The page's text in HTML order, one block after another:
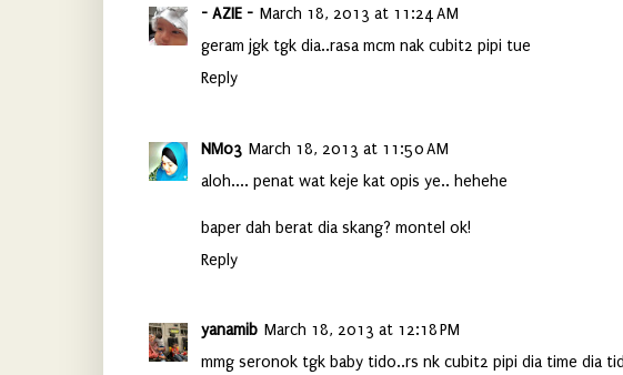
- AZIE - March 18, 2013 at 11:24 AM
geram jgk tgk dia..rasa mcm nak cubit2 pipi tue
Reply
NM03 March 18, 2013 at 11:50 AM
aloh.... penat wat keje kat opis ye.. hehehe
baper dah berat dia skang? montel ok!
Reply
yanamib March 18, 2013 at 12:18 PM
mmg seronok tgk baby tido..rs nk cubit2 pipi dia time dia